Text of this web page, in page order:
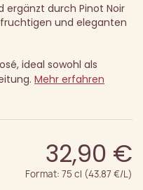
ergänzt durch Pinot Noir
und eleganten
ideal sowohl als
Mehr erfahren
32,90 €
Format: 75 cl (43.87 €/L)